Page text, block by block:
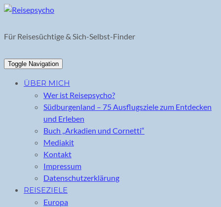
Skip
content
Für Reisesüchtige & Sich-Selbst-Finder
Toggle Navigation
ÜBER MICH
Wer ist Reisepsycho?
Südburgenland – 75 Ausflugsziele zum Entdecken
und Erleben
Buch „Arkadien und Cornetti“
Mediakit
Kontakt
Impressum
Datenschutzerklärung
REISEZIELE
Europa